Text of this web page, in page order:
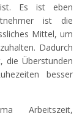
Es ist eben
ist die
Mittel, um
Dadurch
die Überstunden
besser
Arbeitszeit,